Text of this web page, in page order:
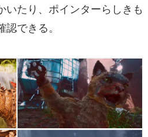
いたり、ポインターらしきも
できる。